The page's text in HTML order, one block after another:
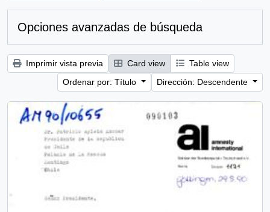
Opciones avanzadas de búsqueda
Imprimir vista previa Card view
Table view
Ordenar por: Título
Dirección: Descendente